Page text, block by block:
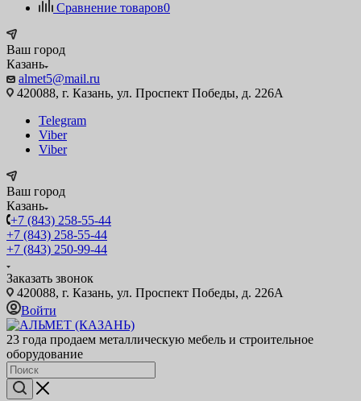
Сравнение товаров0
Ваш город
Казань
almet5@mail.ru
420088, г. Казань, ул. Проспект Победы, д. 226А
Telegram
Viber
Viber
Ваш город
Казань
+7 (843) 258-55-44
+7 (843) 258-55-44
+7 (843) 250-99-44
Заказать звонок
420088, г. Казань, ул. Проспект Победы, д. 226А
Войти
23 года продаем металлическую мебель и строительное
оборудование